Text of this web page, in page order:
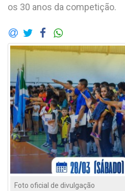
os 30 anos da competição.
Foto oficial de divulgação